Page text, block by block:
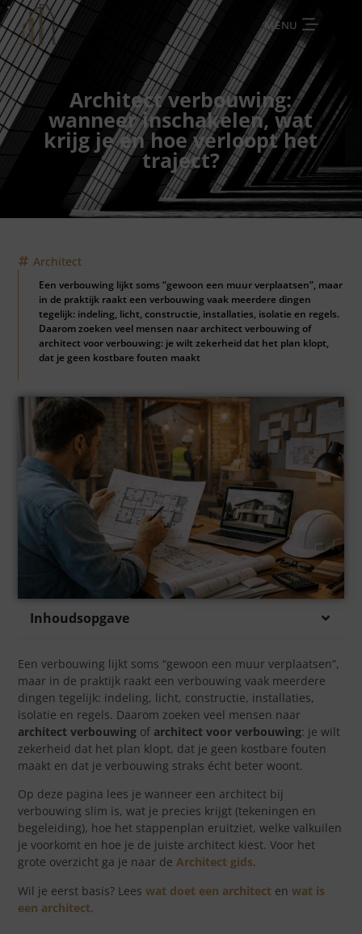
MENU
Architect verbouwing:
wanneer inschakelen, wat
krijg je en hoe verloopt het
traject?
Architect
Een verbouwing lijkt soms “gewoon een muur verplaatsen”, maar
in de praktijk raakt een verbouwing vaak meerdere dingen
tegelijk: indeling, licht, constructie, installaties, isolatie en regels.
Daarom zoeken veel mensen naar architect verbouwing of
architect voor verbouwing: je wilt zekerheid dat het plan klopt,
dat je geen kostbare fouten maakt
Inhoudsopgave
Een verbouwing lijkt soms “gewoon een muur verplaatsen”,
maar in de praktijk raakt een verbouwing vaak meerdere
dingen tegelijk: indeling, licht, constructie, installaties,
isolatie en regels. Daarom zoeken veel mensen naar
architect verbouwing of architect voor verbouwing: je wilt
zekerheid dat het plan klopt, dat je geen kostbare fouten
maakt en dat je verbouwing straks écht beter woont.
Op deze pagina lees je wanneer een architect bij
verbouwing slim is, wat je precies krijgt (tekeningen en
begeleiding), hoe het stappenplan eruitziet, welke valkuilen
je voorkomt en hoe je de juiste architect kiest. Voor het
grote overzicht ga je naar deArchitect gids.
Wil je eerst basis? Leeswat doet een architect enwat is
een architect.